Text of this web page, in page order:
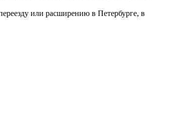
или расширению в Петербурге, в